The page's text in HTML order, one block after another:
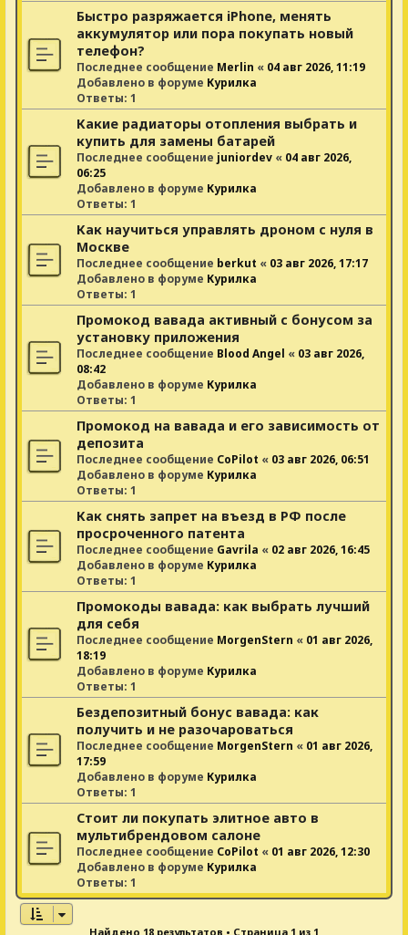
Быстро разряжается iPhone, менять
аккумулятор или пора покупать новый
телефон?
Последнее сообщение Merlin « 04 авг 2026, 11:19
Добавлено в форуме Курилка
Ответы: 1
Какие радиаторы отопления выбрать и
купить для замены батарей
Последнее сообщение juniordev « 04 авг 2026,
06:25
Добавлено в форуме Курилка
Ответы: 1
Как научиться управлять дроном с нуля в
Москве
Последнее сообщение berkut « 03 авг 2026, 17:17
Добавлено в форуме Курилка
Ответы: 1
Промокод вавада активный с бонусом за
установку приложения
Последнее сообщение Blood Angel « 03 авг 2026,
08:42
Добавлено в форуме Курилка
Ответы: 1
Промокод на вавада и его зависимость от
депозита
Последнее сообщение CoPilot « 03 авг 2026, 06:51
Добавлено в форуме Курилка
Ответы: 1
Как снять запрет на въезд в РФ после
просроченного патента
Последнее сообщение Gavrila « 02 авг 2026, 16:45
Добавлено в форуме Курилка
Ответы: 1
Промокоды вавада: как выбрать лучший
для себя
Последнее сообщение MorgenStern « 01 авг 2026,
18:19
Добавлено в форуме Курилка
Ответы: 1
Бездепозитный бонус вавада: как
получить и не разочароваться
Последнее сообщение MorgenStern « 01 авг 2026,
17:59
Добавлено в форуме Курилка
Ответы: 1
Стоит ли покупать элитное авто в
мультибрендовом салоне
Последнее сообщение CoPilot « 01 авг 2026, 12:30
Добавлено в форуме Курилка
Ответы: 1
Найдено 18 результатов • Страница 1 из 1